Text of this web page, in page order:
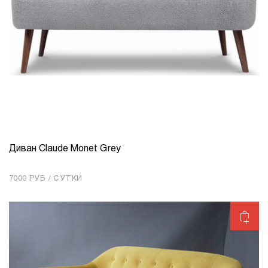
КОЛИЧЕСТВО 1
Диван Claude Monet Grey
7000 РУБ / СУТКИ